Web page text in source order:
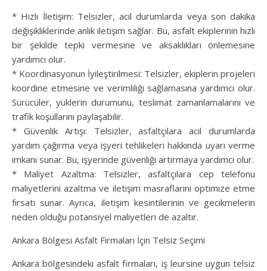
* Hızlı İletişim: Telsizler, acil durumlarda veya son dakika
değişikliklerinde anlık iletişim sağlar. Bu, asfalt ekiplerinin hızlı
bir şekilde tepki vermesine ve aksaklıkları önlemesine
yardımcı olur.
* Koordinasyonun İyileştirilmesi: Telsizler, ekiplerin projeleri
koordine etmesine ve verimliliği sağlamasına yardımcı olur.
Sürücüler, yüklerin durumunu, teslimat zamanlamalarını ve
trafik koşullarını paylaşabilir.
* Güvenlik Artışı: Telsizler, asfaltçılara acil durumlarda
yardım çağırma veya işyeri tehlikeleri hakkında uyarı verme
imkanı sunar. Bu, işyerinde güvenliği artırmaya yardımcı olur.
* Maliyet Azaltma: Telsizler, asfaltçılara cep telefonu
maliyetlerini azaltma ve iletişim masraflarını optimize etme
fırsatı sunar. Ayrıca, iletişim kesintilerinin ve gecikmelerin
neden olduğu potansiyel maliyetleri de azaltır.
Ankara Bölgesi Asfalt Firmaları İçin Telsiz Seçimi
Ankara bölgesindeki asfalt firmaları, iş leursine uygun telsiz